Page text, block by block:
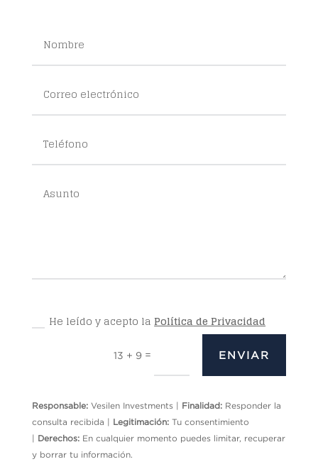
He leído y acepto laPolítica de Privacidad
13 + 9 = ENVIAR
Responsable:Vesilen Investments | Finalidad:Responder la
consulta recibida | Legitimación:Tu consentimiento
| Derechos:En cualquier momento puedes limitar, recuperar
y borrar tu información.